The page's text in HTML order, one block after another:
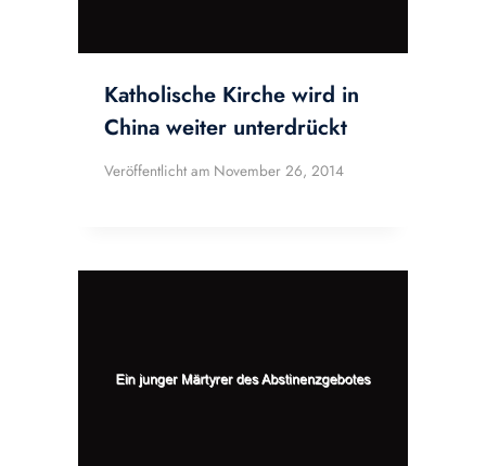
Katholische Kirche wird in
China weiter unterdrückt
Veröffentlicht am November 26, 2014